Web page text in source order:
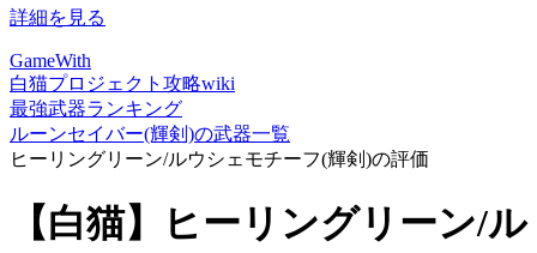
詳細を見る
GameWith
白猫プロジェクト攻略wiki
最強武器ランキング
ルーンセイバー(輝剣)の武器一覧
ヒーリングリーン/ルウシェモチーフ(輝剣)の評価
【白猫】ヒーリングリーン/ル